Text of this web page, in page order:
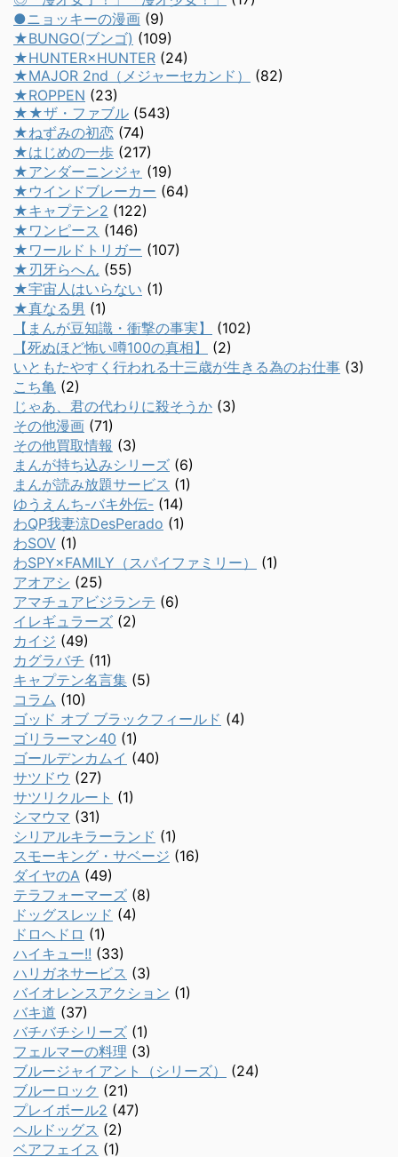
●ニョッキーの漫画 (9)
★BUNGO(ブンゴ) (109)
★HUNTER×HUNTER (24)
★MAJOR 2nd（メジャーセカンド）
(82)
★ROPPEN (23)
★★ザ・ファブル (543)
★ねずみの初恋 (74)
★はじめの一歩 (217)
★アンダーニンジャ (19)
★ウインドブレーカー (64)
★キャプテン2 (122)
★ワンピース (146)
★ワールドトリガー (107)
★刃牙らへん (55)
★宇宙人はいらない (1)
★真なる男 (1)
【まんが豆知識・衝撃の事実】
(102)
【死ぬほど怖い噂100の真相】
(2)
いともたやすく行われる十三歳が生きる為のお仕事 (3)
こち亀 (2)
じゃあ、君の代わりに殺そうか (3)
その他漫画 (71)
その他買取情報 (3)
まんが持ち込みシリーズ (6)
まんが読み放題サービス (1)
ゆうえんち-バキ外伝- (14)
わQP我妻涼DesPerado (1)
わSOV (1)
わSPY×FAMILY（スパイファミリー）
(1)
アオアシ (25)
アマチュアビジランテ (6)
イレギュラーズ (2)
カイジ (49)
カグラバチ (11)
キャプテン名言集 (5)
コラム (10)
ゴッド オブ ブラックフィールド (4)
ゴリラーマン40 (1)
ゴールデンカムイ (40)
サツドウ (27)
サツリクルート (1)
シマウマ (31)
シリアルキラーランド (1)
スモーキング・サベージ (16)
ダイヤのA (49)
テラフォーマーズ (8)
ドッグスレッド (4)
ドロヘドロ (1)
ハイキュー!! (33)
ハリガネサービス (3)
バイオレンスアクション (1)
バキ道 (37)
バチバチシリーズ (1)
フェルマーの料理 (3)
ブルージャイアント（シリーズ）
(24)
ブルーロック (21)
プレイボール2 (47)
ヘルドッグス (2)
ベアフェイス (1)